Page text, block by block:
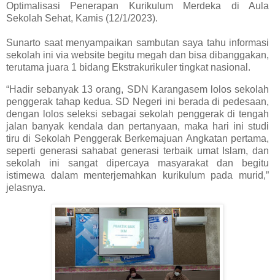
Optimalisasi Penerapan Kurikulum Merdeka di Aula
Sekolah Sehat, Kamis (12/1/2023).
Sunarto saat menyampaikan sambutan saya tahu informasi
sekolah ini via website begitu megah dan bisa dibanggakan,
terutama juara 1 bidang Ekstrakurikuler tingkat nasional.
“Hadir sebanyak 13 orang, SDN Karangasem lolos sekolah
penggerak tahap kedua. SD Negeri ini berada di pedesaan,
dengan lolos seleksi sebagai sekolah penggerak di tengah
jalan banyak kendala dan pertanyaan, maka hari ini studi
tiru di Sekolah Penggerak Berkemajuan Angkatan pertama,
seperti generasi sahabat generasi terbaik umat Islam, dan
sekolah ini sangat dipercaya masyarakat dan begitu
istimewa dalam menterjemahkan kurikulum pada murid,”
jelasnya.